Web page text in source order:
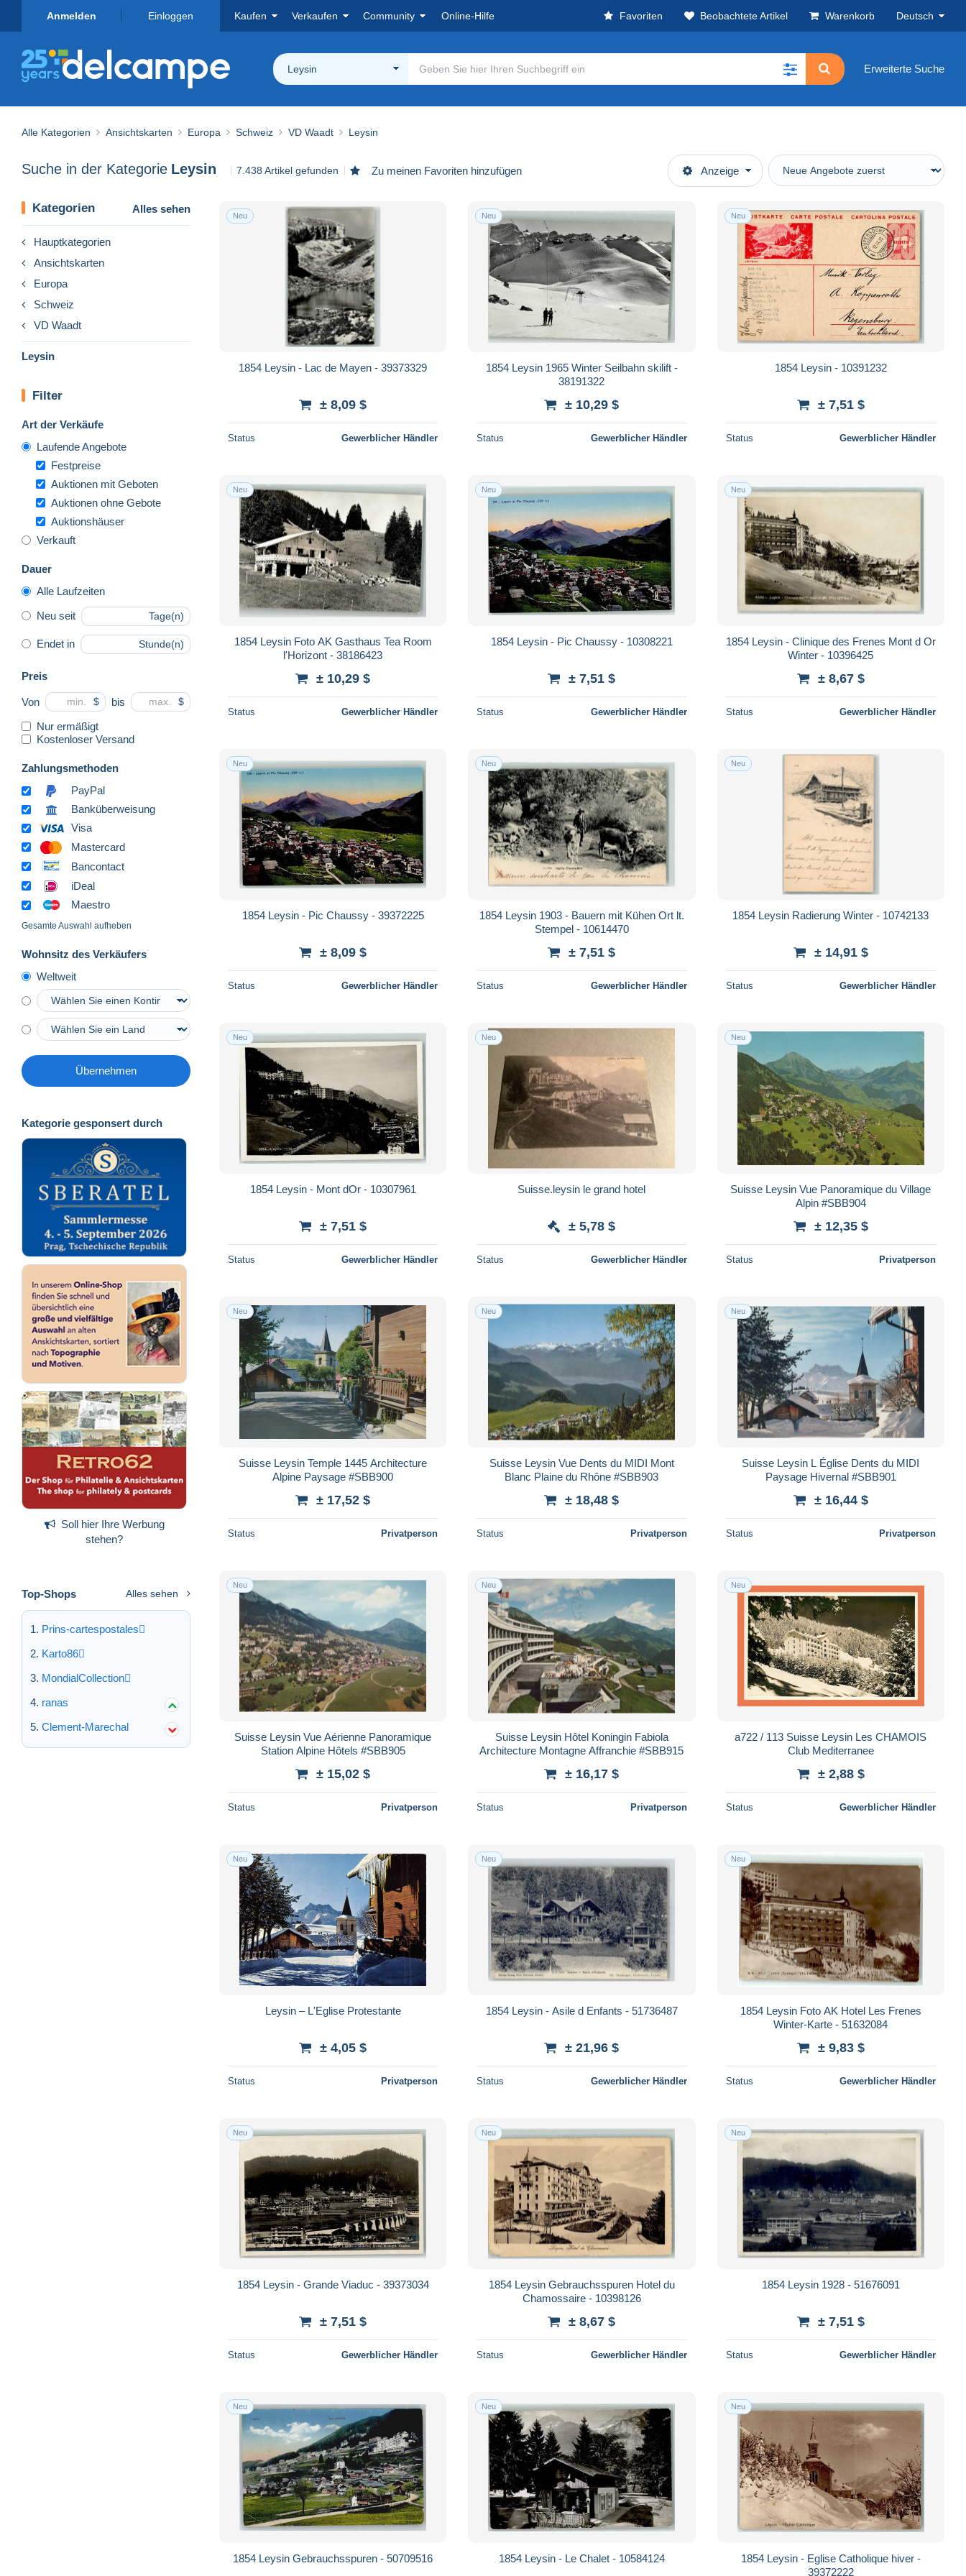
Anmelden Einloggen Kaufen Verkaufen Community Online-Hilfe Favoriten Beobachtete Artikel Warenkorb Deutsch
Leysin Erweiterte Suche
Alle Kategorien Ansichtskarten Europa Schweiz VD Waadt Leysin
Suche in der Kategorie Leysin 7.438 Artikel gefunden Zu meinen Favoriten hinzufügen Anzeige
Kategorien Alles sehen
Hauptkategorien
Ansichtskarten
Europa
Schweiz
VD Waadt
Leysin
Filter
Art der Verkäufe
Laufende Angebote
Festpreise
Auktionen mit Geboten
Auktionen ohne Gebote
Auktionshäuser
Verkauft
Dauer
Alle Laufzeiten
Neu seit Tage(n)
Endet in Stunde(n)
Preis
Von $ bis $
Nur ermäßigt
Kostenloser Versand
Zahlungsmethoden
PayPal
Banküberweisung
Visa
Mastercard
Bancontact
iDeal
Maestro
Gesamte Auswahl aufheben
Wohnsitz des Verkäufers
Weltweit
Übernehmen
Kategorie gesponsert durch
Soll hier Ihre Werbung
stehen?
Top-Shops Alles sehen
Prins-cartespostales
Karto86
MondialCollection
ranas
Clement-Marechal
Neu
1854 Leysin - Lac de Mayen - 39373329
± 8,09 $
Status Gewerblicher Händler
Neu
1854 Leysin 1965 Winter Seilbahn skilift -
38191322
± 10,29 $
Status Gewerblicher Händler
Neu
1854 Leysin - 10391232
± 7,51 $
Status Gewerblicher Händler
Neu
1854 Leysin Foto AK Gasthaus Tea Room
l'Horizont - 38186423
± 10,29 $
Status Gewerblicher Händler
Neu
1854 Leysin - Pic Chaussy - 10308221
± 7,51 $
Status Gewerblicher Händler
Neu
1854 Leysin - Clinique des Frenes Mont d Or
Winter - 10396425
± 8,67 $
Status Gewerblicher Händler
Neu
1854 Leysin - Pic Chaussy - 39372225
± 8,09 $
Status Gewerblicher Händler
Neu
1854 Leysin 1903 - Bauern mit Kühen Ort lt.
Stempel - 10614470
± 7,51 $
Status Gewerblicher Händler
Neu
1854 Leysin Radierung Winter - 10742133
± 14,91 $
Status Gewerblicher Händler
Neu
1854 Leysin - Mont dOr - 10307961
± 7,51 $
Status Gewerblicher Händler
Neu
Suisse.leysin le grand hotel
± 5,78 $
Status Gewerblicher Händler
Neu
Suisse Leysin Vue Panoramique du Village
Alpin #SBB904
± 12,35 $
Status Privatperson
Neu
Suisse Leysin Temple 1445 Architecture
Alpine Paysage #SBB900
± 17,52 $
Status Privatperson
Neu
Suisse Leysin Vue Dents du MIDI Mont
Blanc Plaine du Rhône #SBB903
± 18,48 $
Status Privatperson
Neu
Suisse Leysin L Église Dents du MIDI
Paysage Hivernal #SBB901
± 16,44 $
Status Privatperson
Neu
Suisse Leysin Vue Aérienne Panoramique
Station Alpine Hôtels #SBB905
± 15,02 $
Status Privatperson
Neu
Suisse Leysin Hôtel Koningin Fabiola
Architecture Montagne Affranchie #SBB915
± 16,17 $
Status Privatperson
Neu
a722 / 113 Suisse Leysin Les CHAMOIS
Club Mediterranee
± 2,88 $
Status Gewerblicher Händler
Neu
Leysin – L'Eglise Protestante
± 4,05 $
Status Privatperson
Neu
1854 Leysin - Asile d Enfants - 51736487
± 21,96 $
Status Gewerblicher Händler
Neu
1854 Leysin Foto AK Hotel Les Frenes
Winter-Karte - 51632084
± 9,83 $
Status Gewerblicher Händler
Neu
1854 Leysin - Grande Viaduc - 39373034
± 7,51 $
Status Gewerblicher Händler
Neu
1854 Leysin Gebrauchsspuren Hotel du
Chamossaire - 10398126
± 8,67 $
Status Gewerblicher Händler
Neu
1854 Leysin 1928 - 51676091
± 7,51 $
Status Gewerblicher Händler
Neu
1854 Leysin Gebrauchsspuren - 50709516
Neu
1854 Leysin - Le Chalet - 10584124
Neu
1854 Leysin - Eglise Catholique hiver -
39372222